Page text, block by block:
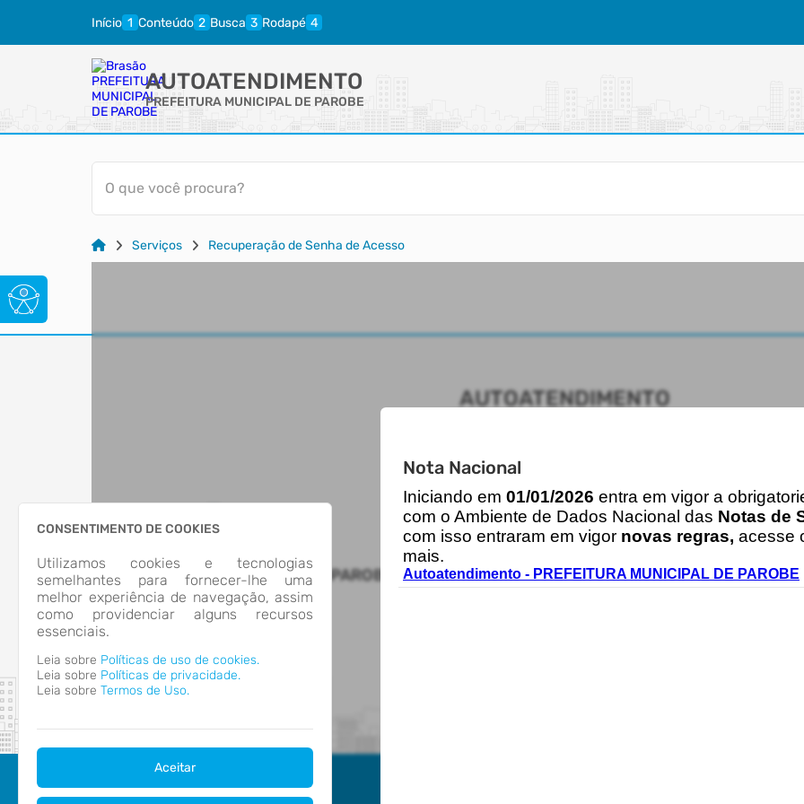
Início Conteúdo Busca Rodapé
AUTOATENDIMENTO
PREFEITURA MUNICIPAL DE PAROBE
O que você procura?
Serviços Recuperação de Senha de Acesso
CONSENTIMENTO DE COOKIES
Utilizamos cookies e tecnologias
semelhantes para fornecer-lhe uma
melhor experiência de navegação, assim
como providenciar alguns recursos
essenciais.
Leia sobre Políticas de uso de cookies.
Leia sobre Políticas de privacidade.
Leia sobre Termos de Uso.
Aceitar
Nota Nacional
Iniciando em 01/01/2026 entra em vigor a
com o Ambiente de Dados Nacional das Notas de
com isso entraram em vigor novas regras, acesse
mais.
Autoatendimento - PREFEITURA MUNICIPAL DE PAROBE
PREFEITURA MUNICIPAL DE PAROBE
AUTOATENDIMENTO
Acesso à Informação
Cidadão
Transparência
CONTATOS
(51) 3543-8600